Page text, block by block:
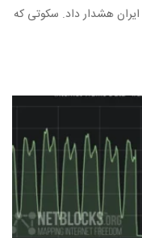
هشدار داد. سکوتی که